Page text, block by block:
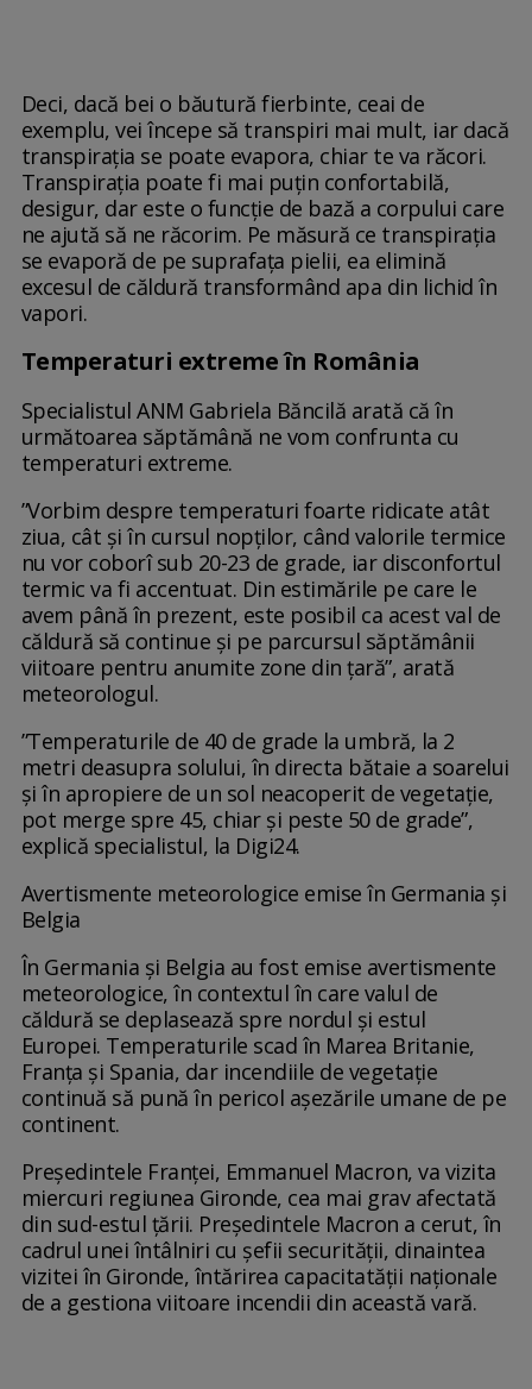
Deci, dacă bei o băutură fierbinte, ceai de
exemplu, vei începe să transpiri mai mult, iar dacă
transpirația se poate evapora, chiar te va răcori.
Transpirația poate fi mai puțin confortabilă,
desigur, dar este o funcție de bază a corpului care
ne ajută să ne răcorim. Pe măsură ce transpirația
se evaporă de pe suprafața pielii, ea elimină
excesul de căldură transformând apa din lichid în
vapori.
Temperaturi extreme în România
Specialistul ANM Gabriela Băncilă arată că în
următoarea săptămână ne vom confrunta cu
temperaturi extreme.
”Vorbim despre temperaturi foarte ridicate atât
ziua, cât și în cursul nopților, când valorile termice
nu vor coborî sub 20-23 de grade, iar disconfortul
termic va fi accentuat. Din estimările pe care le
avem până în prezent, este posibil ca acest val de
căldură să continue și pe parcursul săptămânii
viitoare pentru anumite zone din țară”, arată
meteorologul.
”Temperaturile de 40 de grade la umbră, la 2
metri deasupra solului, în directa bătaie a soarelui
și în apropiere de un sol neacoperit de vegetație,
pot merge spre 45, chiar și peste 50 de grade”,
explică specialistul, la Digi24.
Avertismente meteorologice emise în Germania şi
Belgia
În Germania şi Belgia au fost emise avertismente
meteorologice, în contextul în care valul de
căldură se deplasează spre nordul şi estul
Europei. Temperaturile scad în Marea Britanie,
Franţa şi Spania, dar incendiile de vegetaţie
continuă să pună în pericol aşezările umane de pe
continent.
Preşedintele Franţei, Emmanuel Macron, va vizita
miercuri regiunea Gironde, cea mai grav afectată
din sud-estul ţării. Preşedintele Macron a cerut, în
cadrul unei întâlniri cu şefii securităţii, dinaintea
vizitei în Gironde, întărirea capacitatăţii naţionale
de a gestiona viitoare incendii din această vară.